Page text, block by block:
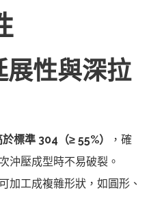
展性與深拉
標準 304（≥ 55%）
，確
沖壓成型時不易破裂。
加工成複雜形狀，如圓形、